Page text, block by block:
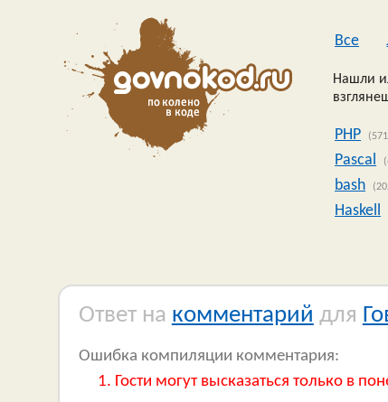
Все
Нашли
PHP
Pascal
bash
Haskell
Ответ на комментарий для
Ошибка компиляции комментария:
Гости могут высказаться только в